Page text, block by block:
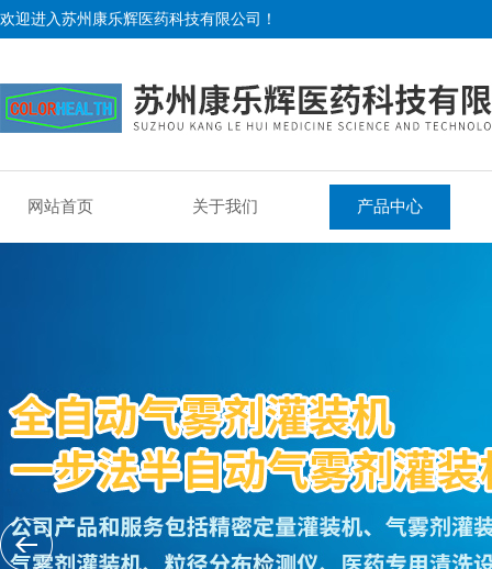
欢迎进入苏州康乐辉医药科技有限公司！
网站首页 关于我们 产品中心